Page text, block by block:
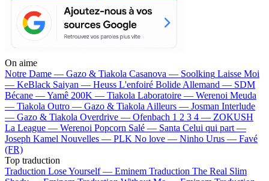
On aime
Notre Dame — Gazo & Tiakola Casanova — Soolking Laisse Moi
— KeBlack Saiyan — Heuss L'enfoiré Bolide Allemand — SDM
Bécane —Yamê 200K — Tiakola Laboratoire — Werenoi Meuda
— Tiakola Outro — Gazo & Tiakola Ailleurs — Josman Interlude
— Gazo & Tiakola Overdrive — Ofenbach 1 2 3 4 — ZOKUSH
La League — Werenoi Popcorn Salé — Santa Celui qui part —
Joseph Kamel Nouvelles — PLK No love — Ninho Urus — Favé
(FR)
Top traduction
Traduction Lose Yourself — Eminem Traduction The Real Slim